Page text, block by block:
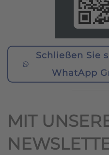
Schließen Sie
WhatApp
MIT